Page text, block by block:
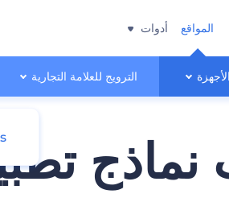
المواقع
الأجهزة الترويج للعلامة التجارية
أدوات
نماذج